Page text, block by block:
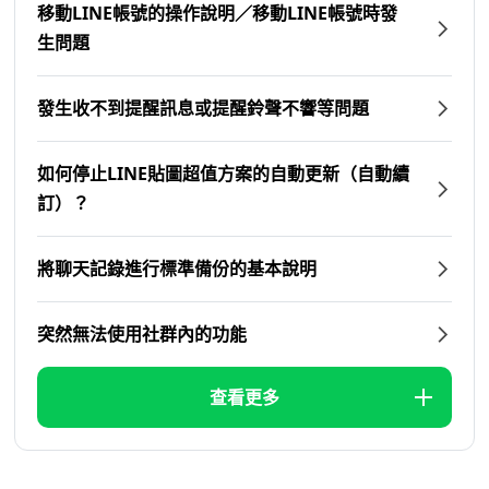
移動LINE帳號的操作說明／移動LINE帳號時發
生問題
發生收不到提醒訊息或提醒鈴聲不響等問題
如何停止LINE貼圖超值方案的自動更新（自動續
訂）？
將聊天記錄進行標準備份的基本說明
突然無法使用社群內的功能
查看更多